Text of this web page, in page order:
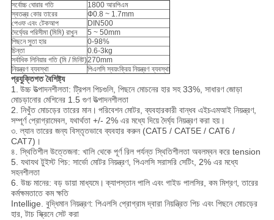
সর্বোচ্চ ঘোরার গতি
1800 আরপিএম
স্বতন্ত্র কোর তারের
Ф0.8 ~ 1.7mm
পেওফ এবং টেকআপ
DIN500
দৈর্ঘ্যের পরিসীমা (মিমি) রাখুন
5 ~ 50mm
পিছনে সুতা হার
0-98%
চিন্তা
0.6-3kg
সর্বাধিক লিনিয়ার গতি (মি / মিনিট)270mm
নিয়ন্ত্রণ ব্যবস্থা
পিএলসি স্বয়ংক্রিয় নিয়ন্ত্রণ ব্যবস্থা
প্রযুক্তিগত বৈশিষ্ট্য
1. উচ্চ উত্পাদনশীলতা: ট্রিপল পিচগুলি, পিছনে মোচনের হার সহ 33%, সাধারণ জোড়া
মোচড়ানোর মেশিনের 1.5 গুণ উত্পাদনশীলতা
2. নিখুঁত মোচড়ের তারের মান। পরিবেশন মোটর, ব্যবহারকারী বান্ধব এইচএমআই নিয়ন্ত্রণ,
সম্পূর্ণ প্রোগ্রামেবল, যথার্থতা +/‐ 2% এর মধ্যে দিয়ে দৈর্ঘ্য নিয়ন্ত্রণ করা হয়।
৩. ল্যান তারের জন্য বিস্তৃতভাবে ব্যবহার করুন (CAT5 / CAT5E / CAT6 /
CAT7)।
৪. স্থিতিশীল উত্তেজনা: খালি থেকে পূর্ণ রিল পর্যন্ত স্থিতিশীলতা অবলম্বন করে tension
5. যথাযথ টুইস্ট পিচ: সার্ভো মোটর নিয়ন্ত্রণ, পিএলসি সরাসরি সেটিং, 2% এর মধ্যে
সহনশীলতা
6. উচ্চ মানের: বড় ডায়া মাধ্যমে। ক্যাপস্তান পালি এবং গাইড পালসির, কম মিশ্রণ, তারের
কর্মক্ষমতাতে কম ক্ষতি
Intellige. বুদ্ধিমান নিয়ন্ত্রণ: পিএলসি প্রোগ্রাম দ্বারা নিয়ন্ত্রিত পিচ এবং পিছনে মোচড়ের
হার, টাচ স্ক্রিনে সেট করা